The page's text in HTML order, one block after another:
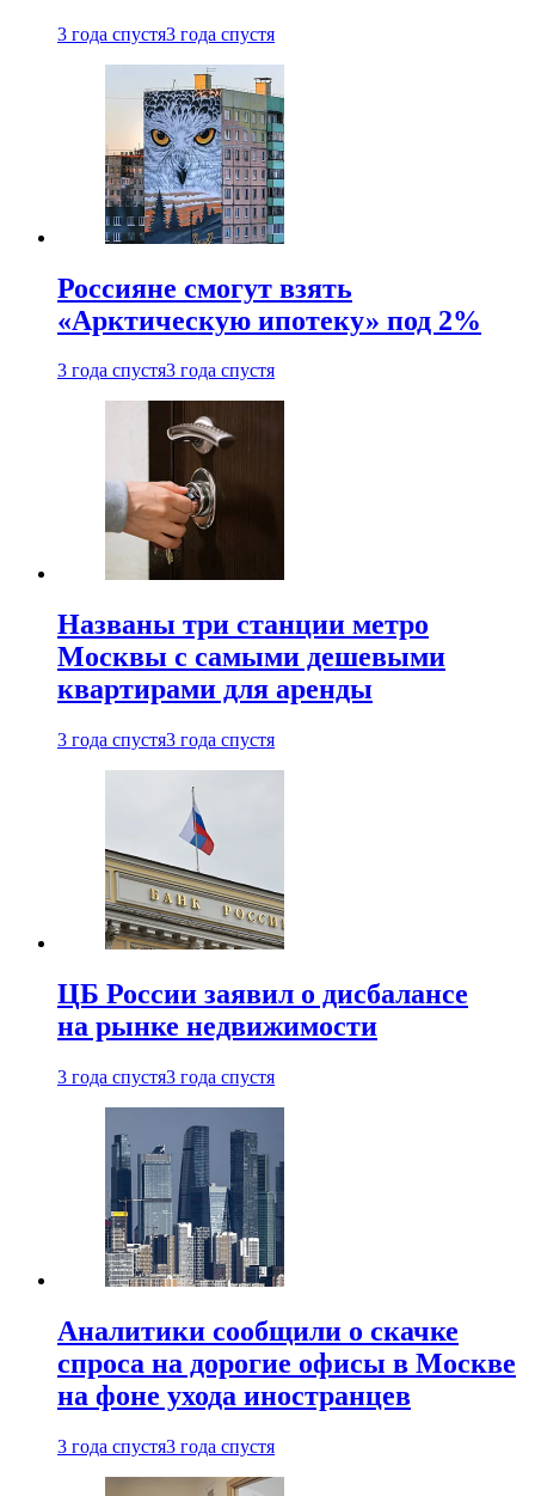
3 года спустя3 года спустя
Россияне смогут взять
«Арктическую ипотеку» под 2%
3 года спустя3 года спустя
Названы три станции метро
Москвы с самыми дешевыми
квартирами для аренды
3 года спустя3 года спустя
ЦБ России заявил о дисбалансе
на рынке недвижимости
3 года спустя3 года спустя
Аналитики сообщили о скачке
спроса на дорогие офисы в Москве
на фоне ухода иностранцев
3 года спустя3 года спустя